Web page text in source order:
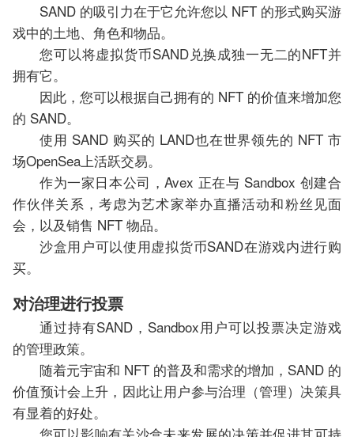
SAND 的吸引力在于它允许您以 NFT 的形式购买游
戏中的土地、角色和物品。
您可以将虚拟货币SAND兑换成独一无二的NFT并
拥有它。
因此，您可以根据自己拥有的 NFT 的价值来增加您
的 SAND。
使用 SAND 购买的 LAND也在世界领先的 NFT 市
场OpenSea上活跃交易。
作为一家日本公司，Avex 正在与 Sandbox 创建合
作伙伴关系，考虑为艺术家举办直播活动和粉丝见面
会，以及销售 NFT 物品。
沙盒用户可以使用虚拟货币SAND在游戏内进行购
买。
对治理进行投票
通过持有SAND，Sandbox用户可以投票决定游戏
的管理政策。
随着元宇宙和 NFT 的普及和需求的增加，SAND 的
价值预计会上升，因此让用户参与治理（管理）决策具
有显着的好处。